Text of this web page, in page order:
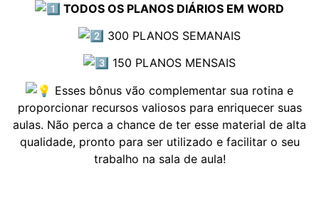
TODOS OS PLANOS DIÁRIOS EM WORD
300 PLANOS SEMANAIS
150 PLANOS MENSAIS
Esses bônus vão complementar sua rotina e
proporcionar recursos valiosos para enriquecer suas
aulas. Não perca a chance de ter esse material de alta
qualidade, pronto para ser utilizado e facilitar o seu
trabalho na sala de aula!